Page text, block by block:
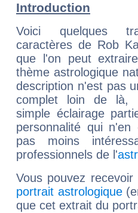
Introduction
Voici quelques
caractères de Rob
que l'on peut
thème astrologique
description n'est pas
complet loin de là,
simple éclairage
personnalité qui n'en
pas moins
professionnels de l'
Vous pouvez
portrait astrologique
que cet extrait du